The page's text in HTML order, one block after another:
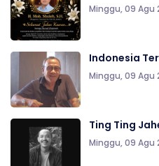
Minggu, 09 Agu
Indonesia
Minggu, 09 Agu
Ting Ting
Minggu, 09 Agu